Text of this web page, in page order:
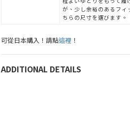
が、少し余裕のあるフィ
ちらの尺寸を選びます。
可從日本購入！請點這裡 ！
ADDITIONAL DETAILS